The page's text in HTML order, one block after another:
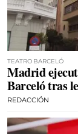
TEATRO BARCELÓ
Madrid
Barceló tras
REDACCIÓN